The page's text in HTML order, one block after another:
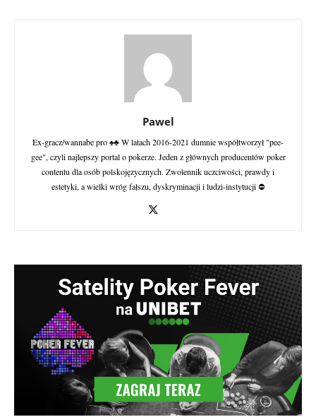
Pawel
Ex-gracz/wannabe pro ♠♣ W latach 2016-2021 dumnie współtworzył "pee-
gee", czyli najlepszy portal o pokerze. Jeden z głównych producentów poker
contentu dla osób polskojęzycznych. Zwolennik uczciwości, prawdy i
estetyki, a wielki wróg fałszu, dyskryminacji i ludzi-instytucji ⛔